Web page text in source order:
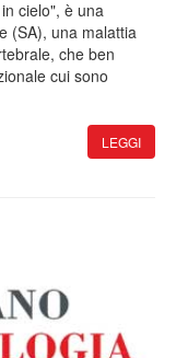
cielo", è una
(SA), una malattia
che ben
cui sono
LEGGI